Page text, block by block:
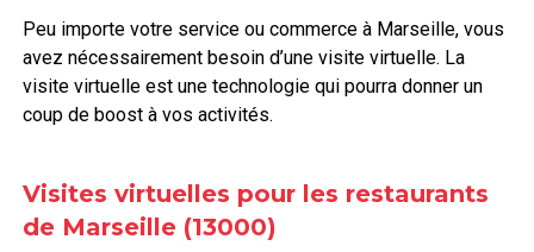
Peu importe votre service ou commerce à Marseille, vous
avez nécessairement besoin d’une visite virtuelle. La
visite virtuelle est une technologie qui pourra donner un
coup de boost à vos activités.
Visites virtuelles pour les restaurants
de Marseille (13000)